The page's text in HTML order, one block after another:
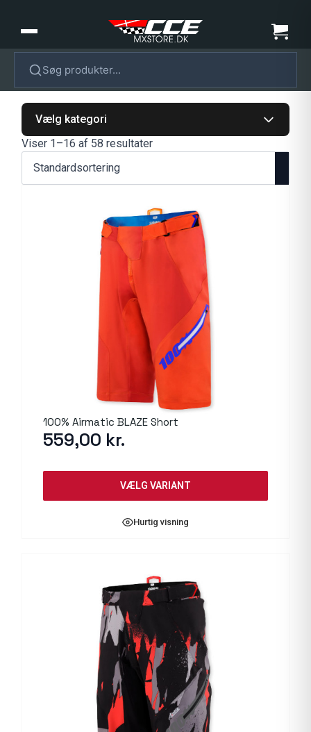
Søg produkter...
Vælg kategori
Viser 1–16 af 58 resultater
100% Airmatic BLAZE Short
559,00 kr.
VÆLG VARIANT
Hurtig visning